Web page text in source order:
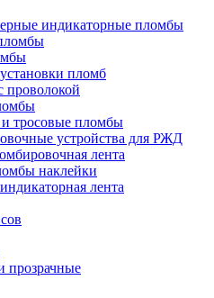
индикаторные пломбы
пломб
тросовые пломбы
устройства для РЖД
лента
наклейки
лента
прозрачные